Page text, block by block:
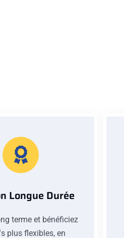
Longue Durée
terme et bénéficiez
plus flexibles, en